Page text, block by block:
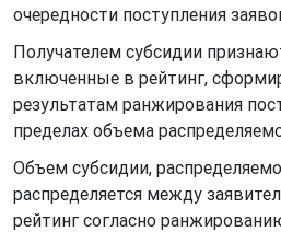
очередности поступления
Получателем субсидии
включенные в рейтинг,
результатам ранжирования
пределах объема
Объем субсидии,
распределяется между
рейтинг согласно